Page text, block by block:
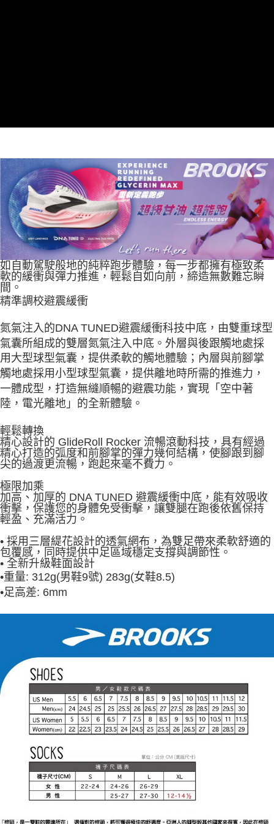
如自動駕駛般地的純粹跑步體驗，每一步都擁有極致柔
軟的緩衝與彈力推進，輕鬆自如向前，締造無數難忘瞬
間。
精準調校避震緩衝
氮氣注入的DNA TUNED避震緩衝科技中底，由雙重球型
氣囊所組成的雙層氮氣注入中底。外層與後跟觸地處採
用大型球型氣囊，提供柔軟的觸地體驗；內層與前腳掌
觸地處採用小型球型氣囊，提供離地時所需的推進力，
一體成型，打造無縫順暢的避震功能，實現「空中著
陸，電光離地」的全新體驗。
輕鬆轉換
精心設計的 GlideRoll Rocker 流暢滾動科技，具有經過
精心打造的弧度和前腳掌的彈力幾何結構，使腳跟到腳
尖的過渡更流暢，跑起來毫不費力。
極限加乘
加高、加厚的 DNA TUNED 避震緩衝中底，能有效吸收
衝擊，保護您的身體免受衝擊，讓雙腿在跑後依舊保持
輕盈、充滿活力。
• 採用三層緹花設計的透氣網布，為雙足帶來柔軟舒適的
包覆感，同時提供中足區域穩定支撐與調節性。
• 全新升級鞋面設計
•重量: 312g(男鞋9號) 283g(女鞋8.5)
•足高差: 6mm